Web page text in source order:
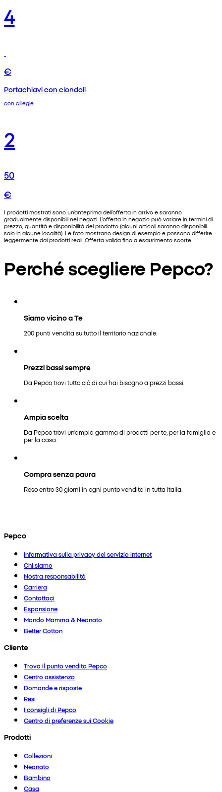
4
€
Portachiavi con ciondoli
con ciliegie
2
50
€
I prodotti mostrati sono un'anteprima dell'offerta in arrivo e saranno
gradualmente disponibili nei negozi. L'offerta in negozio può variare in termini di
prezzo, quantità e disponibilità del prodotto (alcuni articoli saranno disponibili
solo in alcune località). Le foto mostrano design di esempio e possono differire
leggermente dai prodotti reali. Offerta valida fino a esaurimento scorte.
Perché scegliere Pepco?
Siamo vicino a Te
200 punti vendita su tutto il territorio nazionale.
Prezzi bassi sempre
Da Pepco trovi tutto ciò di cui hai bisogno a prezzi bassi.
Ampia scelta
Da Pepco trovi un'ampia gamma di prodotti per te, per la famiglia e
per la casa.
Compra senza paura
Reso entro 30 giorni in ogni punto vendita in tutta Italia.
Pepco
Informativa sulla privacy del servizio internet
Chi siamo
Nostra responsabilità
Carriera
Contattaci
Espansione
Mondo Mamma & Neonato
Better Cotton
Cliente
Trova il punto vendita Pepco
Centro assistenza
Domande e risposte
Resi
I consigli di Pepco
Centro di preferenze sui Cookie
Prodotti
Collezioni
Neonato
Bambino
Casa